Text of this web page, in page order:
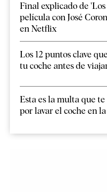
Final explicado de
película con José
en Netflix
Los 12 puntos clave
tu coche antes de
Esta es la multa que
por lavar el coche en